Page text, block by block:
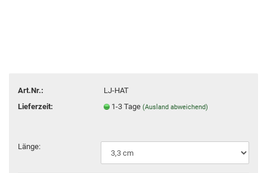
Art.Nr.:
LJ-HAT
Lieferzeit:
1-3 Tage(Ausland abweichend)
Länge: